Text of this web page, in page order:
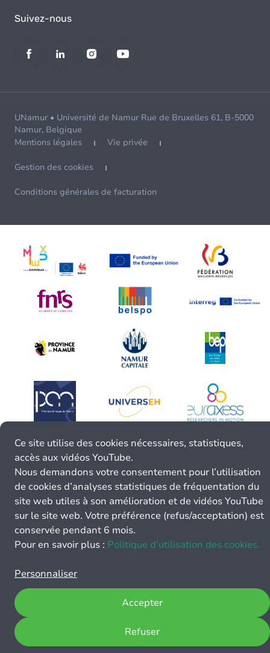
Suivez-nous
UNamur • Université de Namur Rue de Bruxelles 61, B-5000
Namur, Belgique
Mentions légales
Vie privée
Gestion des cookies
Conditions générales de facturation
Ce site utilise des cookies nécessaires, statistiques,
accès aux vidéos YouTube.
Nous demandons votre consentement pour l’utilisation
de cookies d’analyses statistiques de fréquentation du
site web utiles à son amélioration et de vidéos YouTube
sur le site web. Votre préférence (refus/acceptation) est
conservée pendant 6 mois.
Pour en savoir plus : Politique d’utilisation des cookies.
Personnaliser
Refuser
Accepter